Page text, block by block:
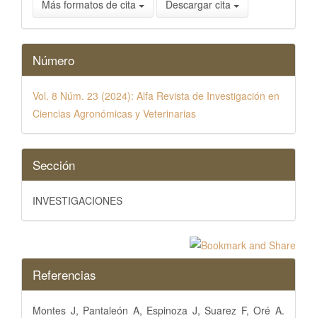
Más formatos de cita Descargar cita
Número
Vol. 8 Núm. 23 (2024): Alfa Revista de Investigación en
Ciencias Agronómicas y Veterinarias
Sección
INVESTIGACIONES
Referencias
Montes J, Pantaleón A, Espinoza J, Suarez F, Oré A.